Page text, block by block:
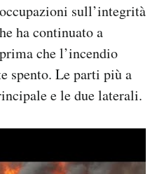
sull’integrità
ha continuato a
che l’incendio
spento. Le parti più a
e le due laterali.